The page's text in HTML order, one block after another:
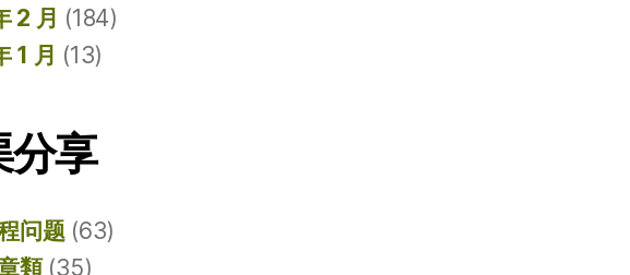
2 月 (184)
1 月 (13)
分享
问题(63)
類(35)